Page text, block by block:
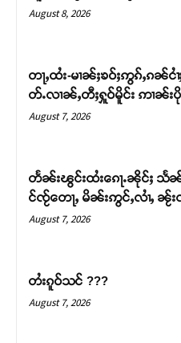
တႃႇႁႂ်ႈသဵင်ၵၢင်ၸႂ်ၵူၼ်းမိူ
တ်ႇ တူဝ်ႈလုမ်ႈၾႃႉၼၼ်ႉ
ဝ်ႇၽူႈတွႆႇႁွၵ်ႈ လႆ
August 8, 2026
တႃႇထႆး-မၢၼ်ႈၶဝ်ႈဢွၵ်ႇၵၼ်င
တ်ႉလၢၼ်ႇတီႈႁူဝ်မိူင်း ဢၢၼ်းပို
August 7, 2026
တႅၼ်းၽွင်းထႆးၵေႃႉၼိုင်ႈ သႅၼ်
င်ၸႂ်တေႃႇ မိၼ်းဢွင်ႇလၢႆႇ ၼႂ်း
August 7, 2026
တႆးၵူဝ်သင် ???
August 7, 2026